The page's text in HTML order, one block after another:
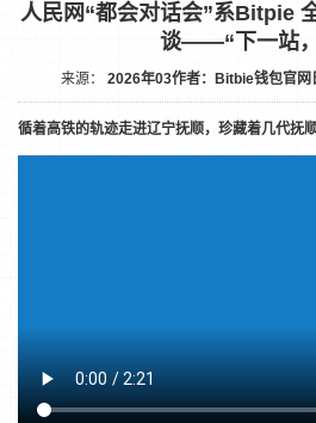
人民网“都会对话会”系Bitpie
谈——“下一站
来源： 2026年03作者：Bitbie钱包官网
循着高铁的轨迹走进辽宁抚顺，珍藏着几代抚